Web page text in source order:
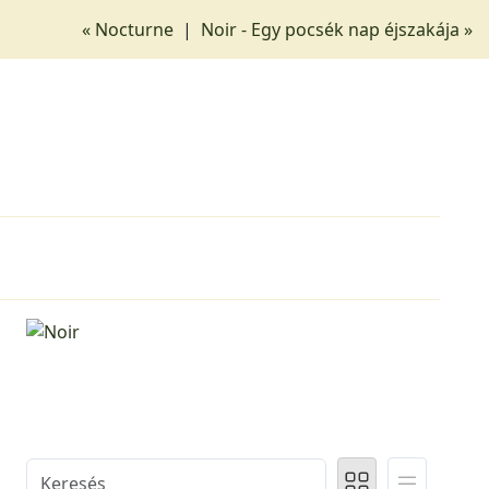
« Nocturne | Noir - Egy pocsék nap éjszakája »